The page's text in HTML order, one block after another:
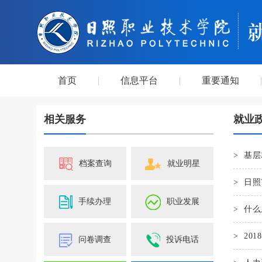
首页 信息平台 重要通知
相关服务
档案查询 就业明星
手续办理 职业发展
问卷调查 投诉电话
就业
> 基
> 日
> 什
>